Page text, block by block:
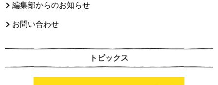
編集部からのお知らせ
お問い合わせ
トピックス